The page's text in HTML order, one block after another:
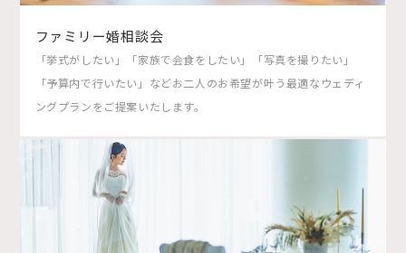
ファミリー婚相談会
「挙式がしたい」「家族で会食をしたい」「写真を撮りたい」
「予算内で行いたい」などお二人のお希望が叶う最適なウェディ
ングプランをご提案いたします。